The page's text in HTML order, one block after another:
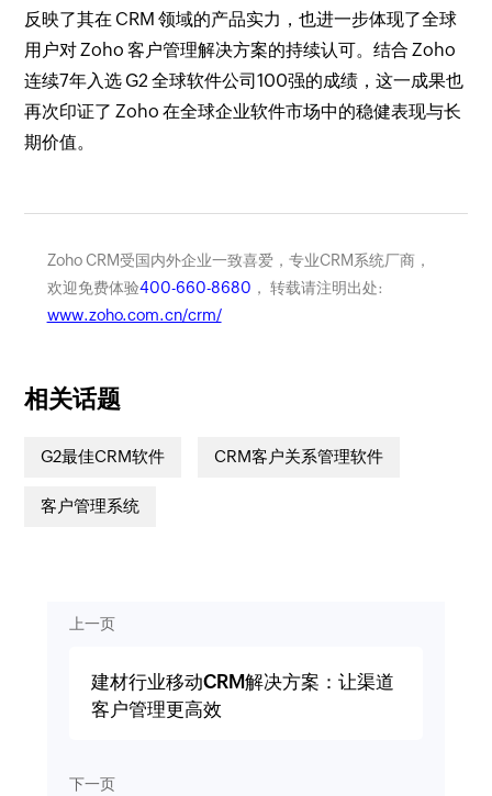
反映了其在 CRM 领域的产品实力，也进一步体现了全球
用户对 Zoho 客户管理解决方案的持续认可。结合 Zoho
连续7年入选 G2 全球软件公司100强的成绩，这一成果也
再次印证了 Zoho 在全球企业软件市场中的稳健表现与长
期价值。
Zoho CRM受国内外企业一致喜爱，专业CRM系统厂商，
欢迎免费体验400-660-8680 ， 转载请注明出处:
www.zoho.com.cn/crm/
相关话题
G2最佳CRM软件 CRM客户关系管理软件
客户管理系统
上一页
建材行业移动CRM解决方案：让渠道
客户管理更高效
下一页